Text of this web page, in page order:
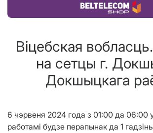
Купіць тавар
Віцебская
на сетцы г.
Докшыцкага
6 чэрвеня 2024 года з 01:00 да 06:00
работамі будзе перапынак да 1